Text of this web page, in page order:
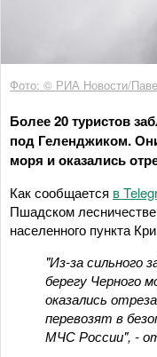
Фото: © РИА Новости/
Более 20 туристов
под Геленджиком.
моря и оказались
Как сообщается в
Пшадском лесничестве
населенного пункта
"Из-за сильного
берегу Черного
оказались
перевозят в
МЧС России", -